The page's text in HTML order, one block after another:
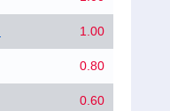
1.00
0.80
0.60